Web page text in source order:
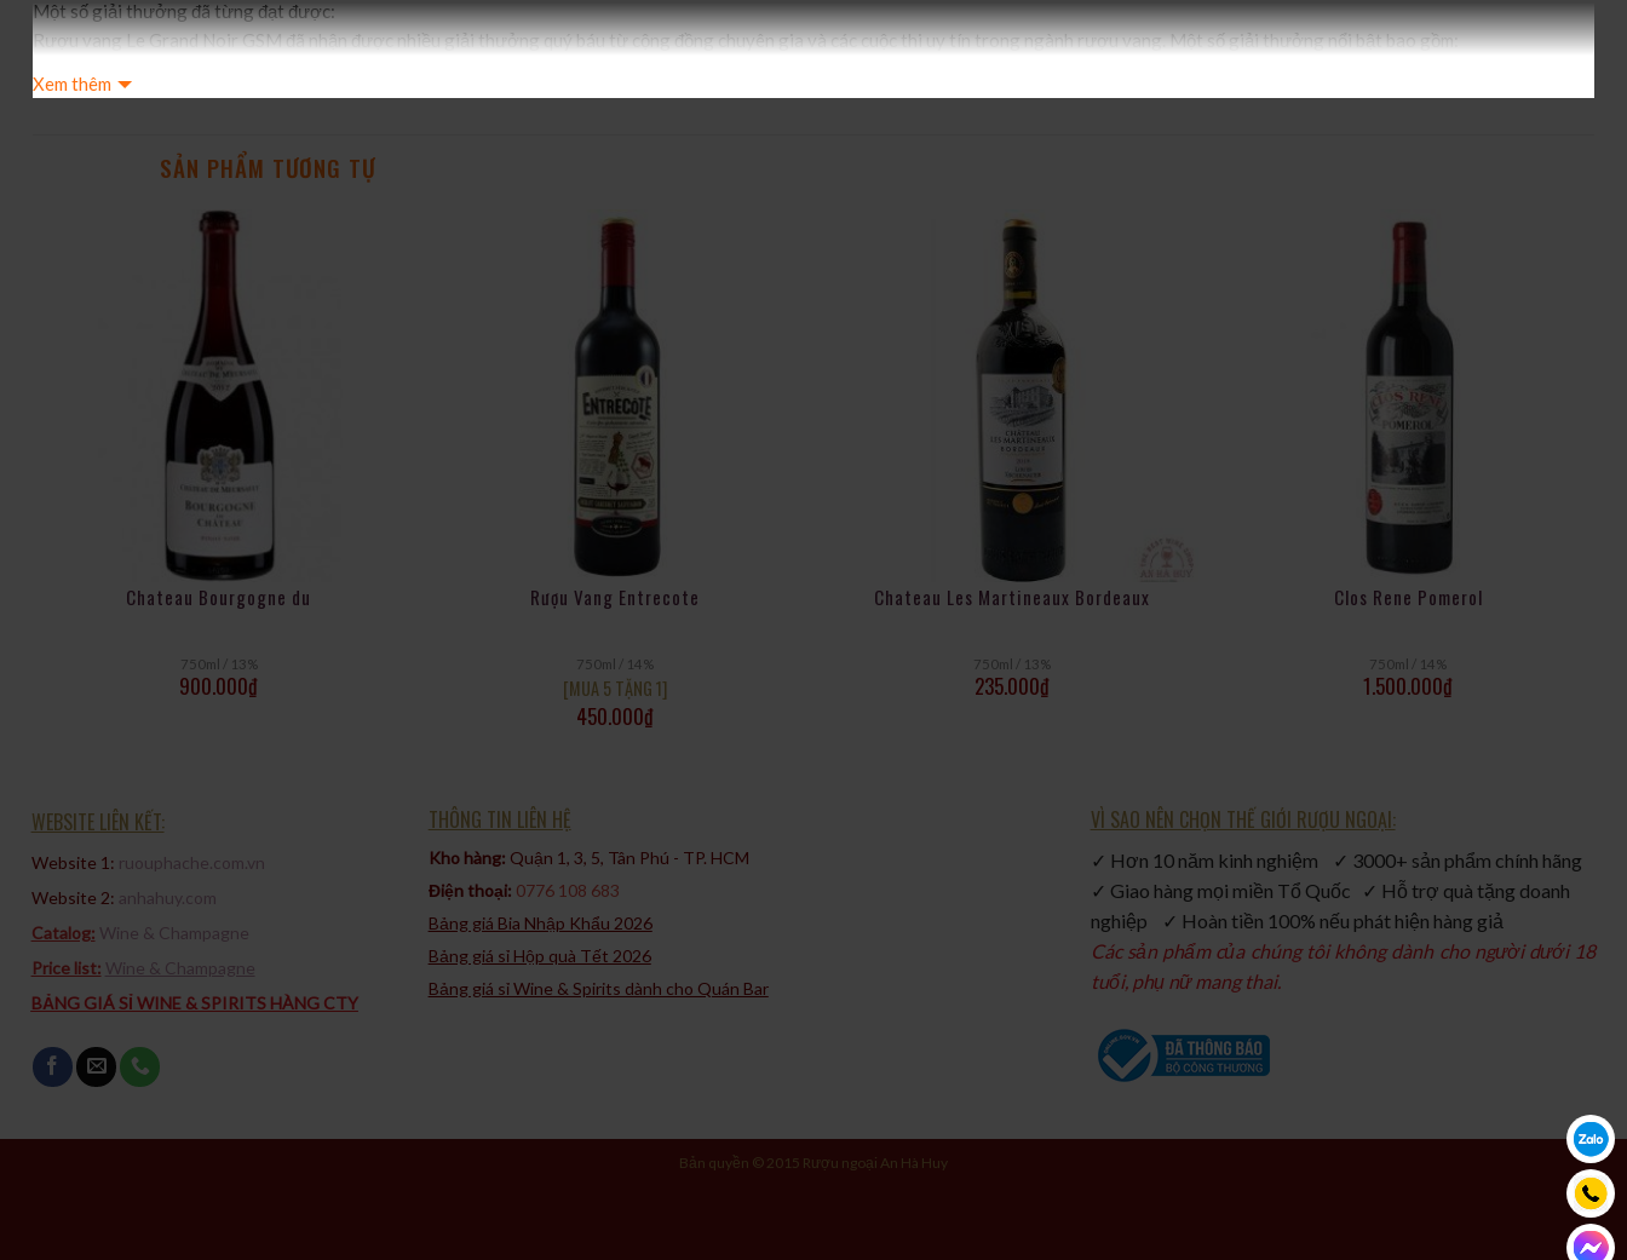
Một số giải thưởng đã từng đạt được:
Rượu vang Le Grand Noir GSM đã nhận được nhiều giải thưởng quý báu từ cộng đồng chuyên gia và các cuộc thi uy tín trong ngành rượu vang. Một số giải thưởng nổi bật bao gồm:
Giải Thưởng Vang Thế Giới (World Wine Awards): Le Grand Noir GSM đã từng đạt giải thưởng tại các cuộc thi quốc tế uy tín như Giải Thưởng Vang Thế Giới.
thức rượu vang và đang tìm kiếm một trải nghiệm đẳng cấp trên đĩa bữa của họ.
Xem thêm
SẢN PHẨM TƯƠNG TỰ
Chateau Bourgogne du
750ml / 13%
900.000₫
Rượu Vang Entrecote
750ml / 14%
[MUA 5 TẶNG 1]
450.000₫
Chateau Les Martineaux Bordeaux
750ml / 13%
235.000₫
Clos Rene Pomerol
750ml / 14%
1.500.000₫
WEBSITE LIÊN KẾT:
Website 1: ruouphache.com.vn
Website 2: anhahuy.com
Catalog: Wine & Champagne
Price list: Wine & Champagne
BẢNG GIÁ SỈ WINE & SPIRITS HÀNG CTY
THÔNG TIN LIÊN HỆ
Kho hàng: Quận 1, 3, 5, Tân Phú - TP. HCM​
Điện thoại: 0776 108 683
Bảng giá Bia Nhập Khẩu 2026
Bảng giá sỉ Hộp quà Tết 2026
Bảng giá sỉ Wine & Spirits dành cho Quán Bar
VÌ SAO NÊN CHỌN THẾ GIỚI RƯỢU NGOẠI:
✓ Hơn 10 năm kinh nghiệm ✓ 3000+ sản phẩm chính hãng
✓ Giao hàng mọi miền Tổ Quốc ✓ Hỗ trợ quà tặng doanh
nghiệp ✓ Hoàn tiền 100% nếu phát hiện hàng giả
Các sản phẩm của chúng tôi không dành cho người dưới 18
tuổi, phụ nữ mang thai.
Bản quyền © 2015 Rượu ngoại An Hà Huy